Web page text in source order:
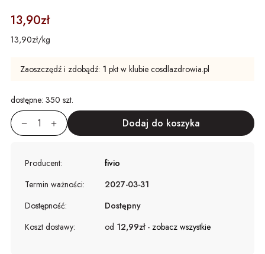
13,90zł
13,90zł/kg
Zaoszczędź i zdobądź: 1 pkt w klubie cosdlazdrowia.pl
dostępne: 350 szt.
Producent:
fivio
Termin ważności:
2027-03-31
Dostępność:
Dostępny
Koszt dostawy:
od 12,99zł - zobacz wszystkie